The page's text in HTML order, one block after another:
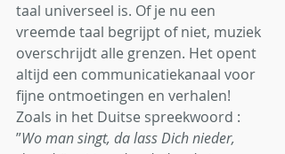
taal universeel is. Of je nu een
vreemde taal begrijpt of niet, muziek
overschrijdt alle grenzen. Het opent
altijd een communicatiekanaal voor
fijne ontmoetingen en verhalen!
Zoals in het Duitse spreekwoord :
”Wo man singt, da lass Dich nieder,